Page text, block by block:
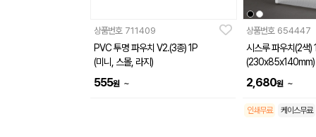
상품번호 711409
PVC 투명 파우치 V2.(3종) 1P
(미니, 스몰, 라지)
555원 ~
상품번호 654447
시스루 파우치(2색)
(230x85x140mm)
2,680원 ~
인쇄무료 케이스무료